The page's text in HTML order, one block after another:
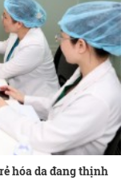
hóa da đang thịnh